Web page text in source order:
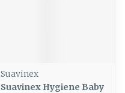
Suavinex
Suavinex Hygiene Baby